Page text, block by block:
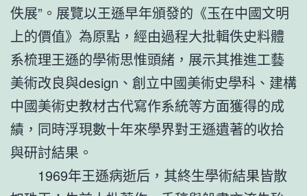
佚展”。展覽以王遜早年頒發的《玉在中國文明
上的價值》為原點，經由過程大批輯佚史料體
系梳理王遜的學術思惟頭緒，展示其推進工藝
美術改良與design、創立中國美術史學科、建構
中國美術史教材古代寫作系統等方面獲得的成
績，同時浮現數十年來學界對王遜遺著的收拾
與研討結果。
1969年王遜病逝后，其終生學術結果皆散